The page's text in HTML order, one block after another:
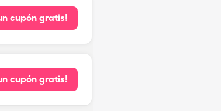
cupón gratis!
cupón gratis!